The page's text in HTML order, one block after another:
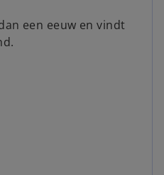
een eeuw en vindt